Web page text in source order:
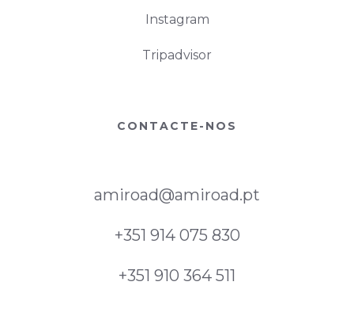
Instagram
Tripadvisor
CONTACTE-NOS
amiroad@amiroad.pt
+351 914 075 830
+351 910 364 511